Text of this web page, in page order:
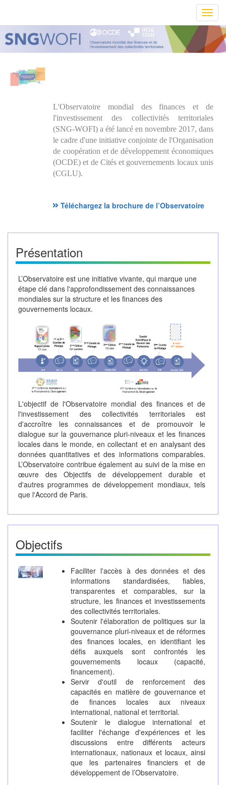
L'Observatoire mondial des finances et de
l'investissement des collectivités territoriales
(SNG-WOFI) a été lancé en novembre 2017, dans
le cadre d'une initiative conjointe de l'Organisation
de coopération et de développement économiques
(OCDE) et de Cités et gouvernements locaux unis
(CGLU).
Téléchargez la brochure de l’Observatoire
Présentation
L’Observatoire est une initiative vivante, qui marque une
étape clé dans l'approfondissement des connaissances
mondiales sur la structure et les finances des
gouvernements locaux.
L'objectif de l'Observatoire mondial des finances et de
l'investissement des collectivités territoriales est
d'accroître les connaissances et de promouvoir le
dialogue sur la gouvernance pluri-niveaux et les finances
locales dans le monde, en collectant et en analysant des
données quantitatives et des informations comparables.
L’Observatoire contribue également au suivi de la mise en
œuvre des Objectifs de développement durable et
d'autres programmes de développement mondiaux, tels
que l'Accord de Paris.
Objectifs
Faciliter l'accès à des données et des
informations standardisées, fiables,
transparentes et comparables, sur la
structure, les finances et investissements
des collectivités territoriales.
Soutenir l'élaboration de politiques sur la
gouvernance pluri-niveaux et de réformes
des finances locales, en identifiant les
défis auxquels sont confrontés les
gouvernements locaux (capacité,
financement).
Servir d'outil de renforcement des
capacités en matière de gouvernance et
de finances locales aux niveaux
international, national et territorial.
Soutenir le dialogue international et
faciliter l'échange d'expériences et les
discussions entre différents acteurs
internationaux, nationaux et locaux, ainsi
que les partenaires financiers et de
développement de l’Observatoire.